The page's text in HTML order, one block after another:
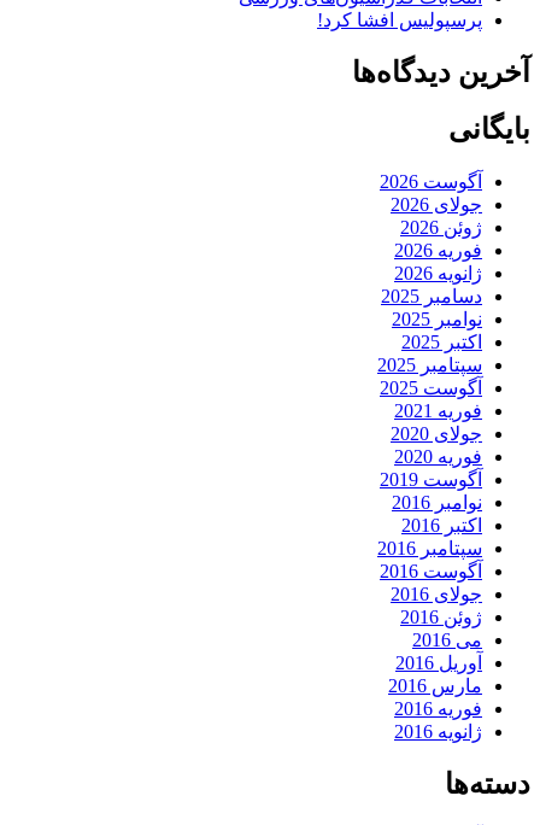
پرسپولیس افشا کرد!
آخرین دیدگاه‌ها
بایگانی
آگوست 2026
جولای 2026
ژوئن 2026
فوریه 2026
ژانویه 2026
دسامبر 2025
نوامبر 2025
اکتبر 2025
سپتامبر 2025
آگوست 2025
فوریه 2021
جولای 2020
فوریه 2020
آگوست 2019
نوامبر 2016
اکتبر 2016
سپتامبر 2016
آگوست 2016
جولای 2016
ژوئن 2016
می 2016
آوریل 2016
مارس 2016
فوریه 2016
ژانویه 2016
دسته‌ها